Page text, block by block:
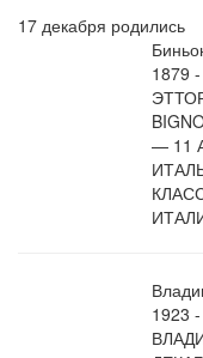
17 декабря родились
1879
— 11
1923